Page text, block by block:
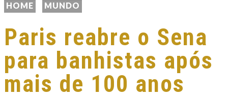
HOME MUNDO
Paris reabre o Sena
para banhistas após
mais de 100 anos